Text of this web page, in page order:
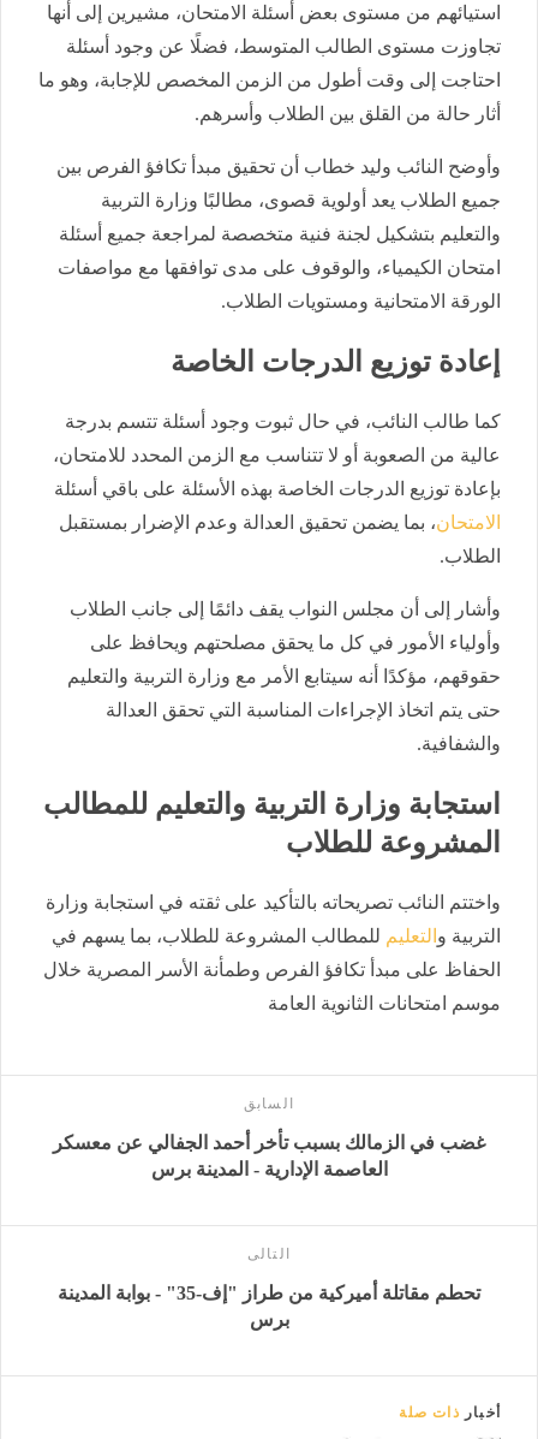
استيائهم من مستوى بعض أسئلة الامتحان، مشيرين إلى أنها
تجاوزت مستوى الطالب المتوسط، فضلًا عن وجود أسئلة
احتاجت إلى وقت أطول من الزمن المخصص للإجابة، وهو ما
أثار حالة من القلق بين الطلاب وأسرهم.
وأوضح النائب وليد خطاب أن تحقيق مبدأ تكافؤ الفرص بين
جميع الطلاب يعد أولوية قصوى، مطالبًا وزارة التربية
والتعليم بتشكيل لجنة فنية متخصصة لمراجعة جميع أسئلة
امتحان الكيمياء، والوقوف على مدى توافقها مع مواصفات
الورقة الامتحانية ومستويات الطلاب.
إعادة توزيع الدرجات الخاصة
كما طالب النائب، في حال ثبوت وجود أسئلة تتسم بدرجة
عالية من الصعوبة أو لا تتناسب مع الزمن المحدد للامتحان،
بإعادة توزيع الدرجات الخاصة بهذه الأسئلة على باقي أسئلة
الامتحان، بما يضمن تحقيق العدالة وعدم الإضرار بمستقبل
الطلاب.
وأشار إلى أن مجلس النواب يقف دائمًا إلى جانب الطلاب
وأولياء الأمور في كل ما يحقق مصلحتهم ويحافظ على
حقوقهم، مؤكدًا أنه سيتابع الأمر مع وزارة التربية والتعليم
حتى يتم اتخاذ الإجراءات المناسبة التي تحقق العدالة
والشفافية.
استجابة وزارة التربية والتعليم للمطالب
المشروعة للطلاب
واختتم النائب تصريحاته بالتأكيد على ثقته في استجابة وزارة
التربية و التعليم للمطالب المشروعة للطلاب، بما يسهم في
الحفاظ على مبدأ تكافؤ الفرص وطمأنة الأسر المصرية خلال
موسم امتحانات الثانوية العامة
السابق
غضب في الزمالك بسبب تأخر أحمد الجفالي عن معسكر
العاصمة الإدارية - المدينة برس
التالى
تحطم مقاتلة أميركية من طراز "إف-35" - بوابة المدينة
برس
أخبار ذات صلة